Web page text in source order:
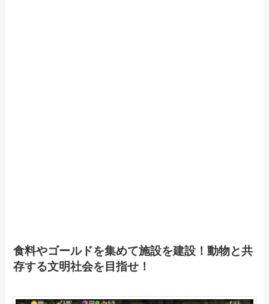
食料やゴールドを集めて施設を建設！動物と共
存する文明社会を目指せ！